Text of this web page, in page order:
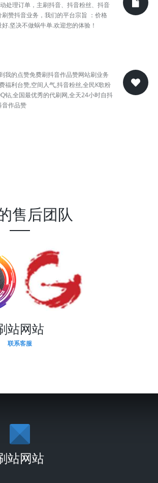
处理订单，主刷抖音、抖音粉丝、抖音
刷赞抖音业务，我们的平台宗旨 ：价格
.坚决不做蜗牛单.欢迎您的体验！
我的点赞免费刷抖音作品赞网站刷业务
福利台赞,空间人气,抖音粉丝,全民K歌粉
钻,全国最优秀的代刷网,全天24小时自抖
音作品赞
售后团队
站网站
联系客服
站网站